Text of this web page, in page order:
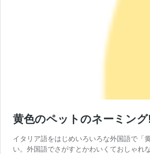
黄色のペットのネーミン
イタリア語をはじめいろいろな外国語で「
い。外国語でさがすとかわいくておしゃ